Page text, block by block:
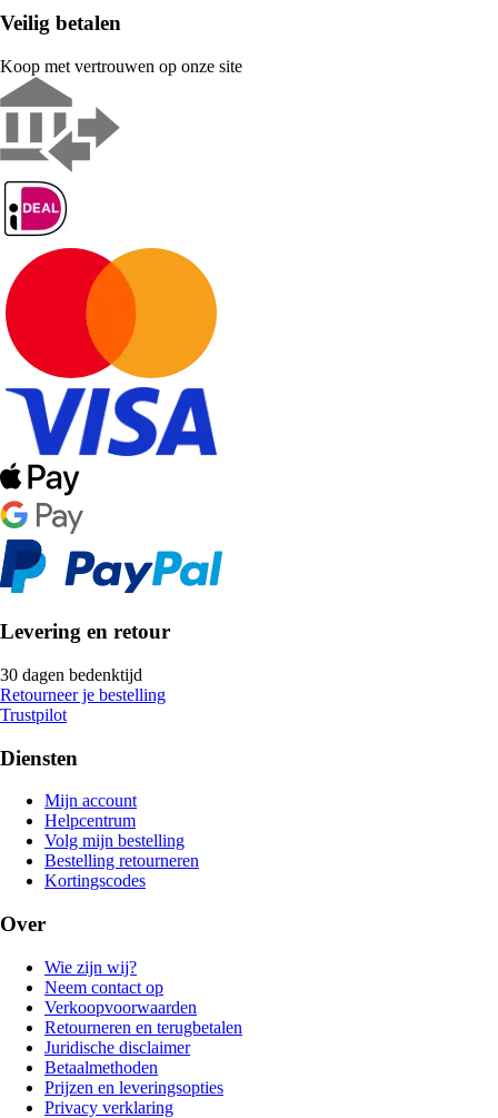
Veilig betalen
Koop met vertrouwen op onze site
Levering en retour
30 dagen bedenktijd
Retourneer je bestelling
Trustpilot
Diensten
Mijn account
Helpcentrum
Volg mijn bestelling
Bestelling retourneren
Kortingscodes
Over
Wie zijn wij?
Neem contact op
Verkoopvoorwaarden
Retourneren en terugbetalen
Juridische disclaimer
Betaalmethoden
Prijzen en leveringsopties
Privacy verklaring